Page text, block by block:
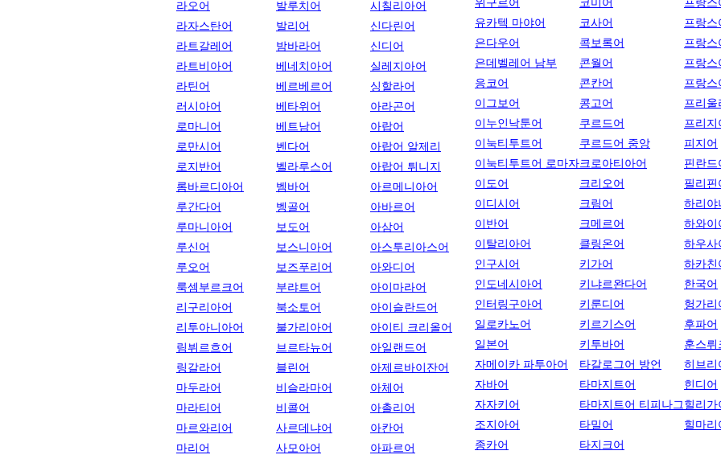
라오어
라자스탄어
라트갈레어
라트비아어
라틴어
러시아어
로마니어
로만시어
로지반어
롬바르디아어
루간다어
루마니아어
루신어
루오어
룩셈부르크어
리구리아어
리투아니아어
림뷔르흐어
링갈라어
마두라어
마라티어
마르와리어
마리어
발루치어
발리어
밤바라어
베네치아어
베르베르어
베타위어
베트남어
벤다어
벨라루스어
벰바어
벵골어
보도어
보스니아어
보즈푸리어
부랴트어
북소토어
불가리아어
브르타뉴어
블린어
비슬라마어
비콜어
사르데냐어
사모아어
시칠리아어
신다린어
신디어
실레지아어
싱할라어
아라곤어
아랍어
아랍어 알제리
아랍어 튀니지
아르메니아어
아바르어
아삼어
아스투리아스어
아와디어
아이마라어
아이슬란드어
아이티 크리올어
아일랜드어
아제르바이잔어
아체어
아촐리어
아칸어
아파르어
유카텍 마야어
은다우어
은데벨레어 남부
응코어
이그보어
이누인낙툰어
이눅티투트어
이눅티투트어 로마자
이도어
이디시어
이반어
이탈리아어
인구시어
인도네시아어
인터링구아어
일로카노어
일본어
자메이카 파투아어
자바어
자자키어
조지아어
종카어
코사어
콕보록어
콘월어
콘칸어
콩고어
쿠르드어
쿠르드어 중앙
크로아티아어
크리오어
크림어
크메르어
클링온어
키가어
키냐르완다어
키룬디어
키르기스어
키투바어
타갈로그어 방언
타마지트어
타마지트어 티피나그
타밀어
타지크어
프랑
프랑
프랑
프랑스
프리울
프리지
피지어
핀란드
필리핀
하리야
하와이
하우사
하카친
한국어
헝가리
후파어
훈스뤼
히브리
힌디어
힐리가
힐마리